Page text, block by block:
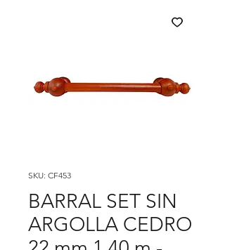
SKU: CF453
BARRAL SET SIN
ARGOLLA CEDRO